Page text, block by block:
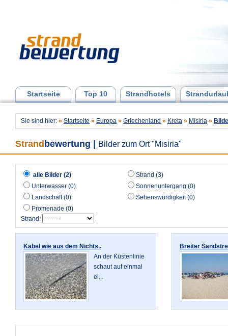
Startseite Top 10 Strandhotels
Sie sind hier: » Startseite » Europa » Griechenland » Kreta » Misiria »
Strand bewertung Bilder zum Ort "Misiria"
alle Bilder (2)
Strand (3)
Unterwasser (0)
Sonnenuntergang (0)
Landschaft (0)
Sehenswürdigkeit (0)
Promenade (0)
Strand:
Kabel wie aus dem Nichts..
An der Küstenlinie
schaut auf einmal
ei...
Breiter